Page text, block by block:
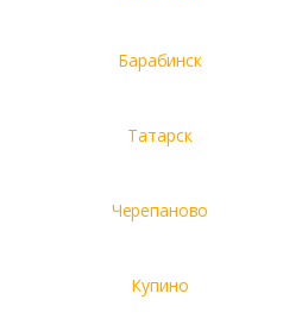
Барабинск
Татарск
Черепаново
Купино